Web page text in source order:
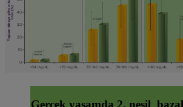
Gerçek yaşamda 2. nesil